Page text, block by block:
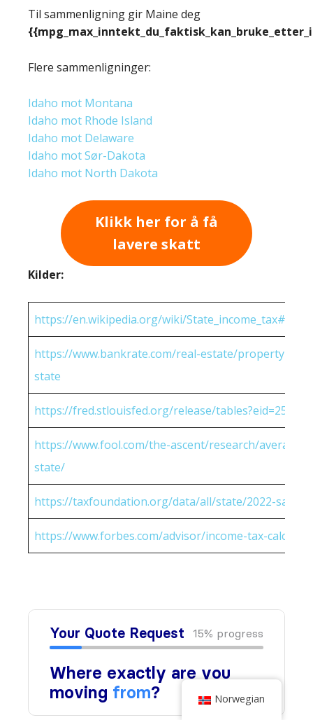
Til sammenligning gir Maine deg
Flere sammenligninger:
Idaho mot Montana
Idaho mot Rhode Island
Idaho mot Delaware
Idaho mot Sør-Dakota
Idaho mot North Dakota
Klikk her for å få
lavere skatt
Kilder:
https://en.wikipedia.org/wiki/
https://www.bankrate.com/real-estate/property-
state
https://fred.stlouisfed.org/release/
https://www.fool.com/the-ascent/research/average-
state/
https://taxfoundation.org/data/all/state/2022-sales-
https://www.forbes.com/advisor/income-tax-
Norwegian